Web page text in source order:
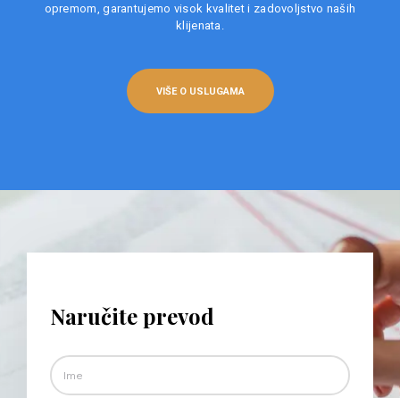
opremom, garantujemo visok kvalitet i zadovoljstvo naših
klijenata.
VIŠE O USLUGAMA
Naručite prevod